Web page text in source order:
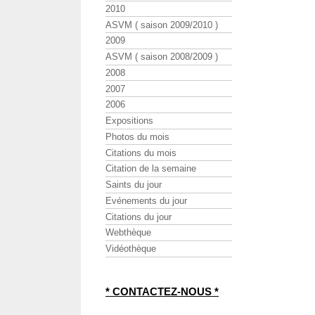
2010
ASVM ( saison 2009/2010 )
2009
ASVM ( saison 2008/2009 )
2008
2007
2006
Expositions
Photos du mois
Citations du mois
Citation de la semaine
Saints du jour
Evénements du jour
Citations du jour
Webthèque
Vidéothèque
* CONTACTEZ-NOUS *